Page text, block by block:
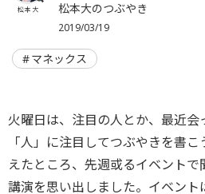
松本 大 松本大のつぶやき
2019/03/19
マネックス
火曜日は、注目の人とか、最近会
「人」に注目してつぶやきを書
えたところ、先週或るイベント
講演を思い出しました。イベン